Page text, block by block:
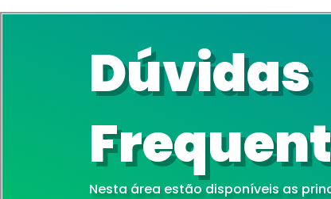
Dúvidas
Nesta área estão disponíveis as